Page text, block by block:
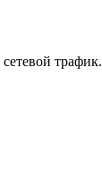
трафик.